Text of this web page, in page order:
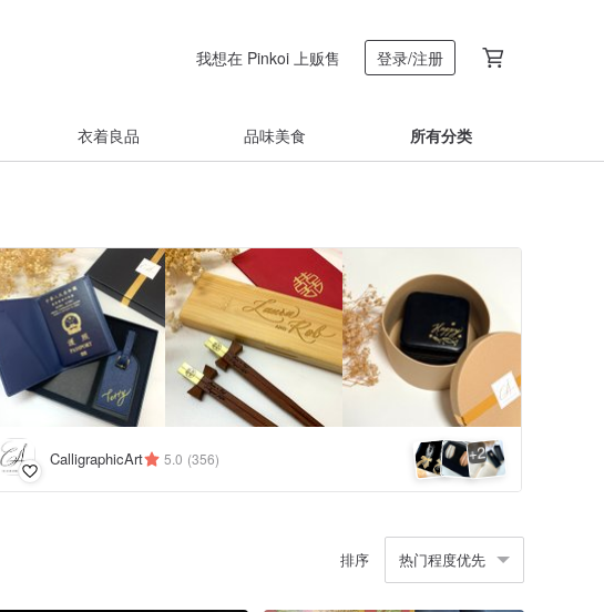
我想在 Pinkoi 上贩售 登录/注册
衣着良品 品味美食 所有分类
CalligraphicArt 5.0 (356) +2
排序 热门程度优先